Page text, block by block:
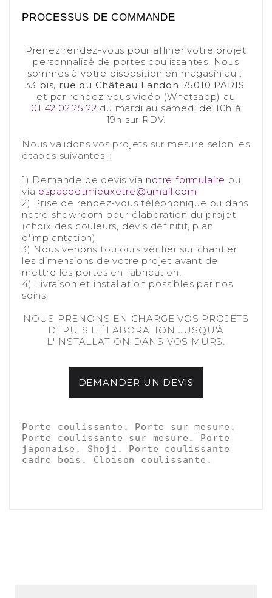
PROCESSUS DE COMMANDE
Prenez rendez-vous pour affiner votre projet
personnalisé de portes coulissantes. Nous
sommes à votre disposition en magasin au :
33 bis, rue du Château Landon 75010 PARIS
et par rendez-vous vidéo (Whatsapp) au
01.42.02.25.22 du mardi au samedi de 10h à
19h sur RDV.
Nous validons vos projets sur mesure selon les
étapes suivantes :
1) Demande de devis via notre formulaire ou
via espaceetmieuxetre@gmail.com
2) Prise de rendez-vous téléphonique ou dans
notre showroom pour élaboration du projet
(choix des couleurs, devis définitif, plan
d'implantation).
3) Nous venons toujours vérifier sur chantier
les dimensions de votre projet avant de
mettre les portes en fabrication.
4) Livraison et installation possibles par nos
soins.
NOUS PRENONS EN CHARGE VOS PROJETS
DEPUIS L'ÉLABORATION JUSQU'À
L'INSTALLATION DANS VOS MURS.
DEMANDER UN DEVIS
Porte coulissante. Porte sur mesure.
Porte coulissante sur mesure. Porte
japonaise. Shoji. Porte coulissante
cadre bois. Cloison coulissante.